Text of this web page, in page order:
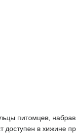
питомцев,
доступен в хижине